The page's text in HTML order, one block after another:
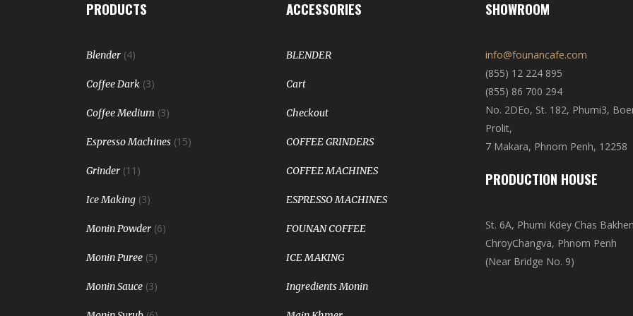
PRODUCTS
Blender (4)
Coffee Dark (3)
Coffee Medium (3)
Espresso Machines (15)
Grinder (11)
Ice Making (3)
Monin Powder (6)
Monin Puree (5)
Monin Sauce (3)
ACCESSORIES
BLENDER
Cart
Checkout
COFFEE GRINDERS
COFFEE MACHINES
ESPRESSO MACHINES
FOUNAN COFFEE
ICE MAKING
Ingredients Monin
SHOWROOM
info@founancafe.com
(855) 12 224 895
(855) 86 700 294
No. 2DEo, St. 182, Phumi3,
Prolit,
7 Makara, Phnom Penh, 12258
PRODUCTION HOUSE
St. 6A, Phumi Kdey Chas
ChroyChangva, Phnom Penh
(Near Bridge No. 9)